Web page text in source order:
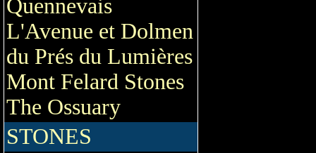
Quennevais
L'Avenue et Dolmen
du Prés du Lumières
Mont Felard Stones
The Ossuary
STONES